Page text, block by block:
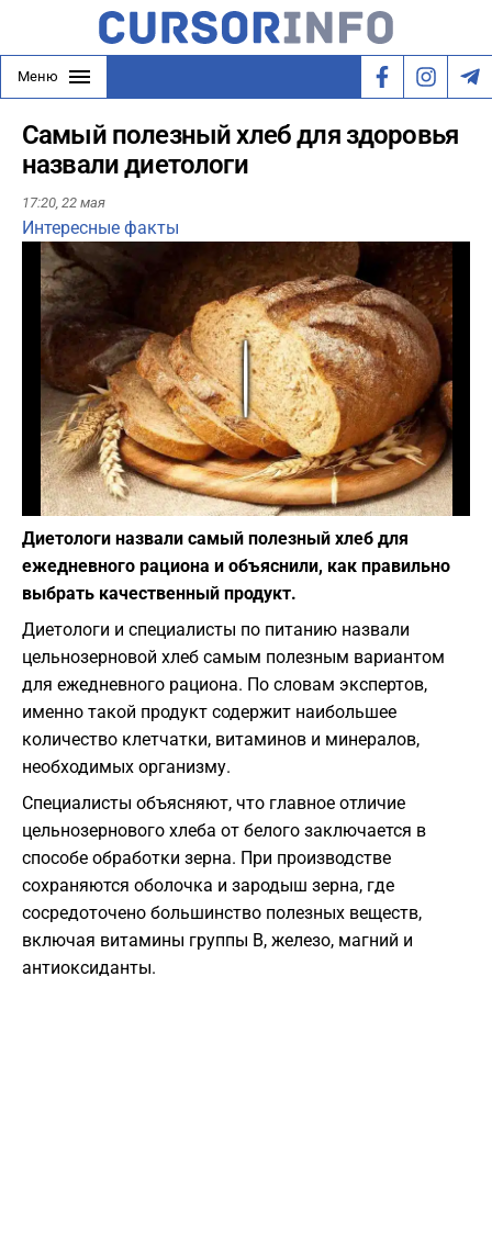
Меню
Самый полезный хлеб для здоровья
назвали диетологи
17:20, 22 мая
Интересные факты
Play
Фото: depositphotos.com
Диетологи назвали самый полезный хлеб для
ежедневного рациона и объяснили, как правильно
выбрать качественный продукт.
Диетологи и специалисты по питанию назвали
цельнозерновой хлеб самым полезным вариантом
для ежедневного рациона. По словам экспертов,
именно такой продукт содержит наибольшее
количество клетчатки, витаминов и минералов,
необходимых организму.
Специалисты объясняют, что главное отличие
цельнозернового хлеба от белого заключается в
способе обработки зерна. При производстве
сохраняются оболочка и зародыш зерна, где
сосредоточено большинство полезных веществ,
включая витамины группы B, железо, магний и
антиоксиданты.